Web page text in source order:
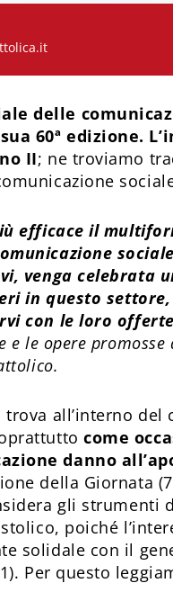
delle
60ª edizione.
II; ne troviamo
efficace il
venga celebrata
in questo
con le loro
e le opere
all’interno del
come
danno
della Giornata
gli
poiché
solidale con il
Per questo